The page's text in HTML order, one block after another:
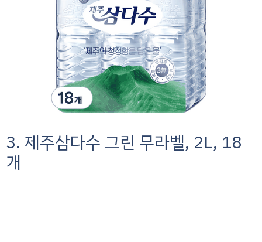
3. 제주삼다수 그린 무라벨, 2L, 18
개